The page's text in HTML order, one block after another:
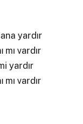
yardır
mı vardır
yardır
mı vardır